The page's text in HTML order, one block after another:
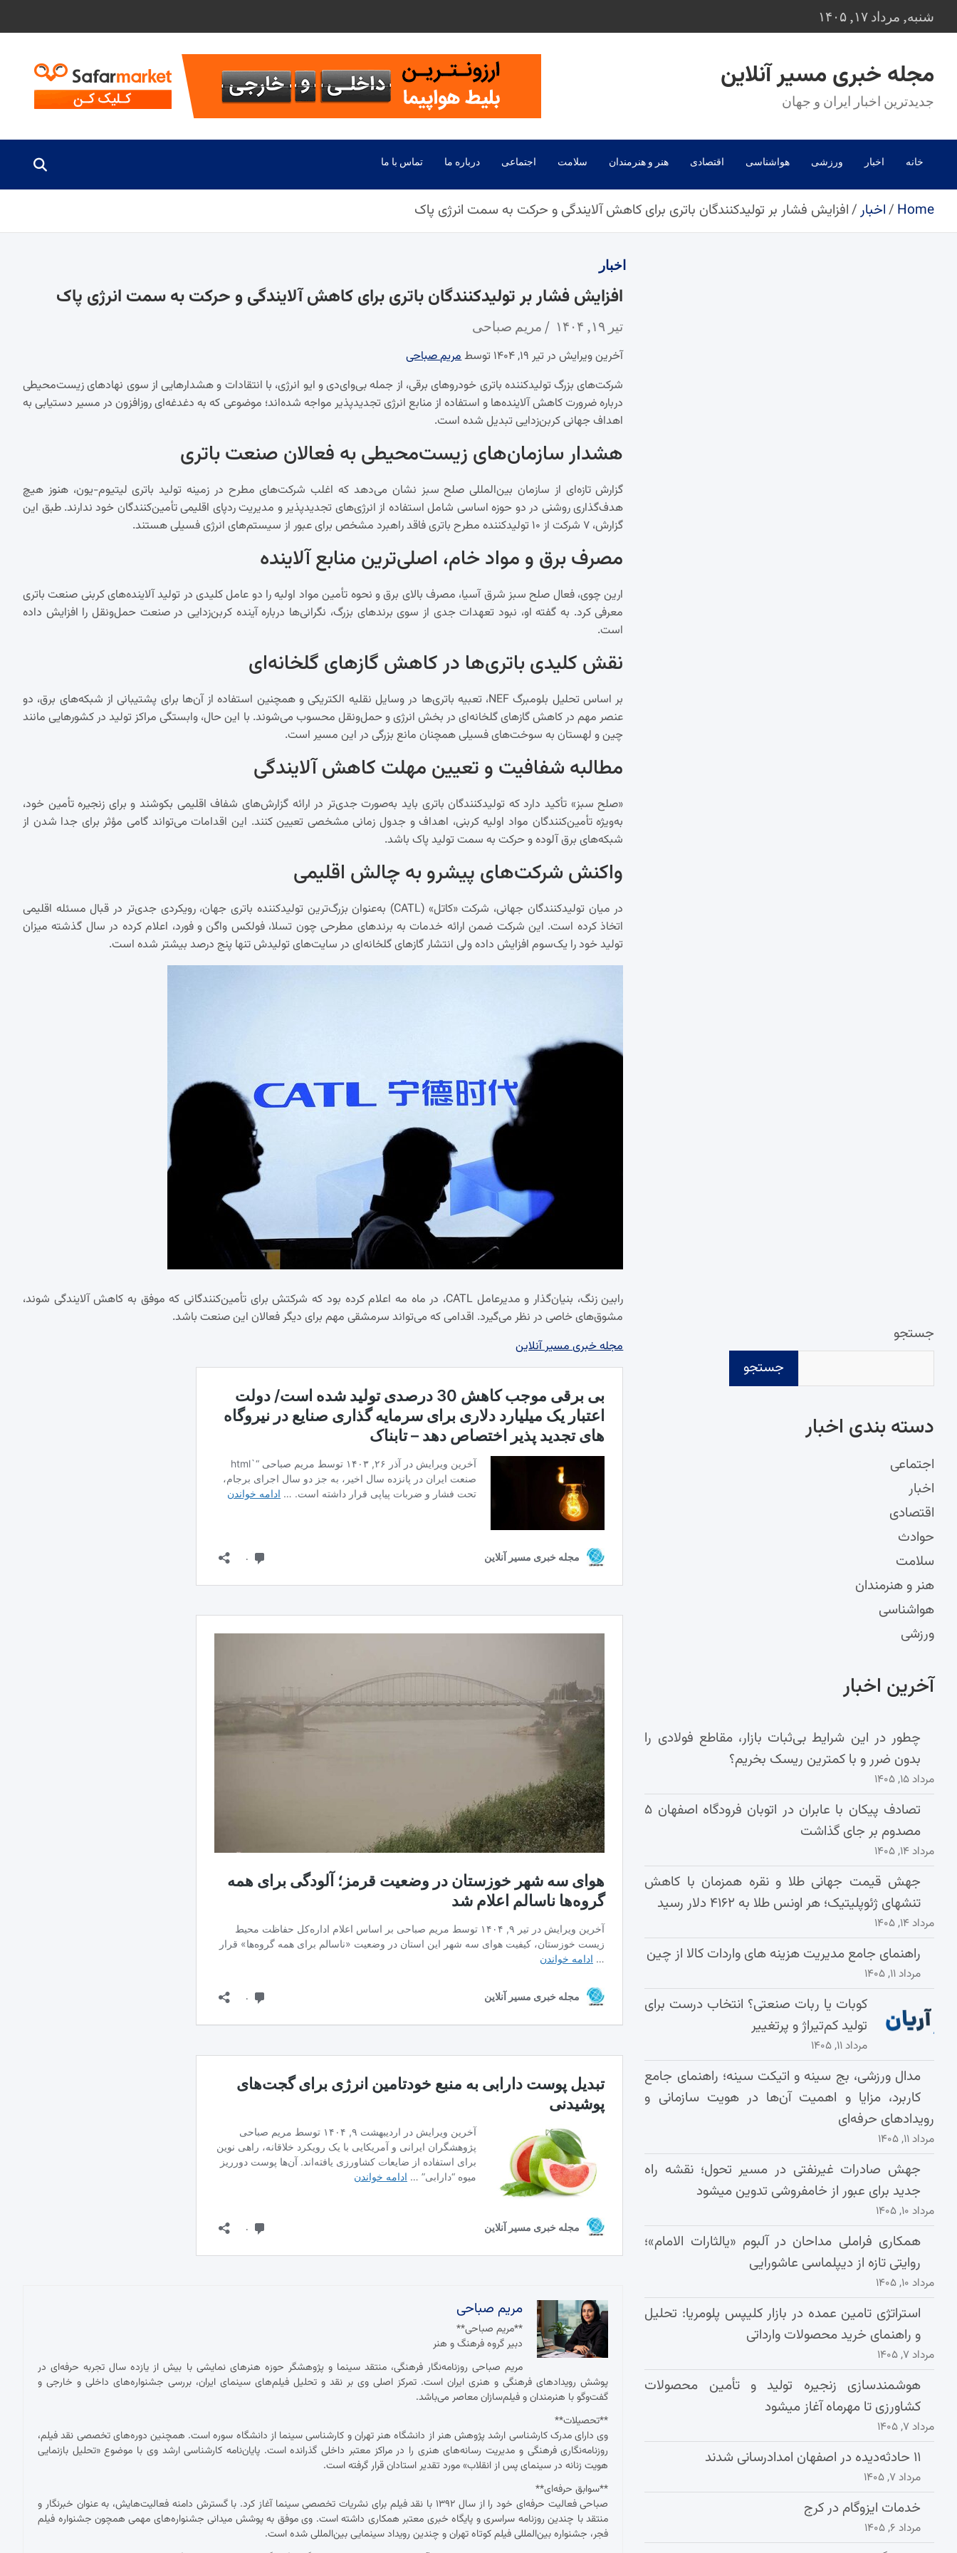
to
شنبه, مرداد ۱۷, ۱۴۰۵
مجله خبری مسیر آنلاین
جدیدترین اخبار ایران و جهان
خانه اخبار ورزشی هواشناسی اقتصادی هنر و هنرمندان سلامت اجتماعی درباره ما تماس با ما
Home اخبار افزایش فشار بر تولیدکنندگان باتری‌ برای کاهش آلایندگی و حرکت به سمت انرژی پاک
اخبار
افزایش فشار بر تولیدکنندگان باتری‌ برای کاهش آلایندگی و حرکت به سمت انرژی پاک
تیر ۱۹, ۱۴۰۴ مریم صباحی
آخرین ویرایش در تیر ۱۹, ۱۴۰۴ توسط
مریم صباحی
شرکت‌های بزرگ تولیدکننده باتری خودروهای برقی، از جمله بی‌وای‌دی و ایو انرژی، با انتقادات و هشدارهایی از سوی نهادهای زیست‌محیطی
درباره ضرورت کاهش آلاینده‌ها و استفاده از منابع انرژی تجدیدپذیر مواجه شده‌اند؛ موضوعی که به دغدغه‌ای روزافزون در مسیر دستیابی به
اهداف جهانی کربن‌زدایی تبدیل شده است.
هشدار سازمان‌های زیست‌محیطی به فعالان صنعت باتری
گزارش تازه‌ای از سازمان بین‌المللی صلح سبز نشان می‌دهد که اغلب شرکت‌های مطرح در زمینه تولید باتری لیتیوم-یون، هنوز هیچ
هدف‌گذاری روشنی در دو حوزه اساسی شامل استفاده از انرژی‌های تجدیدپذیر و مدیریت ردپای اقلیمی تأمین‌کنندگان خود ندارند. طبق این
گزارش، ۷ شرکت از ۱۰ تولیدکننده‌ مطرح باتری فاقد راهبرد مشخص برای عبور از سیستم‌های انرژی فسیلی هستند.
مصرف برق و مواد خام، اصلی‌ترین منابع آلاینده
ارین چوی، فعال صلح سبز شرق آسیا، مصرف بالای برق و نحوه تأمین مواد اولیه را دو عامل کلیدی در تولید آلاینده‌های کربنی صنعت باتری
معرفی کرد. به گفته او، نبود تعهدات جدی از سوی برندهای بزرگ، نگرانی‌ها درباره آینده کربن‌زدایی در صنعت حمل‌ونقل را افزایش داده
است.
نقش کلیدی باتری‌ها در کاهش گازهای گلخانه‌ای
بر اساس تحلیل بلومبرگ NEF، تعبیه باتری‌ها در وسایل نقلیه الکتریکی و همچنین استفاده از آن‌ها برای پشتیبانی از شبکه‌های برق، دو
عنصر مهم در کاهش گازهای گلخانه‌ای در بخش انرژی و حمل‌ونقل محسوب می‌شوند. با این حال، وابستگی مراکز تولید در کشورهایی مانند
چین و لهستان به سوخت‌های فسیلی همچنان مانع بزرگی در این مسیر است.
مطالبه‌ شفافیت و تعیین مهلت کاهش آلایندگی
«صلح سبز» تأکید دارد که تولیدکنندگان باتری باید به‌صورت جدی‌تر در ارائه گزارش‌های شفاف اقلیمی بکوشند و برای زنجیره تأمین خود،
به‌ویژه تأمین‌کنندگان مواد اولیه کربنی، اهداف و جدول زمانی مشخصی تعیین کنند. این اقدامات می‌تواند گامی مؤثر برای جدا شدن از
شبکه‌های برق آلوده و حرکت به سمت تولید پاک باشد.
واکنش شرکت‌های پیشرو به چالش اقلیمی
در میان تولیدکنندگان جهانی، شرکت «کاتل» (CATL) به‌عنوان بزرگ‌ترین تولیدکننده باتری جهان، رویکردی جدی‌تر در قبال مسئله اقلیمی
اتخاذ کرده است. این شرکت ضمن ارائه خدمات به برندهای مطرحی چون تسلا، فولکس واگن و فورد، اعلام کرده در سال گذشته میزان
تولید خود را یک‌سوم افزایش داده ولی انتشار گازهای گلخانه‌ای در سایت‌های تولیدش تنها پنج درصد بیشتر شده است.
رابین زنگ، بنیان‌گذار و مدیرعامل CATL، در ماه مه اعلام کرده بود که شرکتش برای تأمین‌کنندگانی که موفق به کاهش آلایندگی شوند،
مشوق‌های خاصی در نظر می‌گیرد. اقدامی که می‌تواند سرمشقی مهم برای دیگر فعالان این صنعت باشد.
مجله خبری مسیر آنلاین
مریم صباحی
**مریم صباحی**
دبیر گروه فرهنگ و هنر
مریم صباحی روزنامه‌نگار فرهنگی، منتقد سینما و پژوهشگر حوزه هنرهای نمایشی با بیش از یازده سال تجربه حرفه‌ای در
پوشش رویدادهای فرهنگی و هنری ایران است. تمرکز اصلی وی بر نقد و تحلیل فیلم‌های سینمای ایران، بررسی جشنواره‌های داخلی و خارجی و
گفت‌وگو با هنرمندان و فیلم‌سازان معاصر می‌باشد.
**تحصیلات**
وی دارای مدرک کارشناسی ارشد پژوهش هنر از دانشگاه هنر تهران و کارشناسی سینما از دانشگاه سوره است. همچنین دوره‌های تخصصی نقد فیلم،
روزنامه‌نگاری فرهنگی و مدیریت رسانه‌های هنری را در مراکز معتبر داخلی گذرانده است. پایان‌نامه کارشناسی ارشد وی با موضوع «تحلیل بازنمایی
هویت زنانه در سینمای پس از انقلاب» مورد تقدیر استادان قرار گرفته است.
**سوابق حرفه‌ای**
صباحی فعالیت حرفه‌ای خود را از سال ۱۳۹۲ با نقد فیلم برای نشریات تخصصی سینما آغاز کرد. با گسترش دامنه فعالیت‌هایش، به عنوان خبرنگار و
منتقد با چندین روزنامه سراسری و پایگاه خبری معتبر همکاری داشته است. وی موفق به پوشش میدانی جشنواره‌های مهمی همچون جشنواره فیلم
فجر، جشنواره بین‌المللی فیلم کوتاه تهران و چندین رویداد سینمایی بین‌المللی شده است.
جستجو
جستجو
دسته‌ بندی اخبار
اجتماعی
اخبار
اقتصادی
حوادث
سلامت
هنر و هنرمندان
هواشناسی
ورزشی
آخرین اخبار
چطور در این شرایط بی‌ثبات بازار، مقاطع فولادی را
بدون ضرر و با کمترین ریسک بخریم؟
مرداد ۱۵, ۱۴۰۵
تصادف پیکان با عابران در اتوبان فرودگاه اصفهان ۵
مصدوم بر جای گذاشت
مرداد ۱۴, ۱۴۰۵
جهش قیمت جهانی طلا و نقره همزمان با کاهش
تنشهای ژئوپلیتیک؛ هر اونس طلا به ۴۱۶۲ دلار رسید
مرداد ۱۴, ۱۴۰۵
راهنمای جامع مدیریت هزینه‌ های واردات کالا از چین
مرداد ۱۱, ۱۴۰۵
کوبات یا ربات صنعتی؟ انتخاب درست برای
تولید کم‌تیراژ و پرتغییر
مرداد ۱۱, ۱۴۰۵
مدال ورزشی، بج سینه و اتیکت سینه؛ راهنمای جامع
کاربرد، مزایا و اهمیت آن‌ها در هویت سازمانی و
رویدادهای حرفه‌ای
مرداد ۱۱, ۱۴۰۵
جهش صادرات غیرنفتی در مسیر تحول؛ نقشه راه
جدید برای عبور از خامفروشی تدوین میشود
مرداد ۱۰, ۱۴۰۵
همکاری فراملی مداحان در آلبوم «یالثارات الامام»؛
روایتی تازه از دیپلماسی عاشورایی
مرداد ۱۰, ۱۴۰۵
استراتژی تامین عمده در بازار کلیپس پلومریا: تحلیل
و راهنمای خرید محصولات وارداتی
مرداد ۷, ۱۴۰۵
هوشمندسازی زنجیره تولید و تأمین محصولات
کشاورزی تا مهرماه آغاز میشود
مرداد ۷, ۱۴۰۵
۱۱ حادثه‌دیده در اصفهان امدادرسانی شدند
مرداد ۷, ۱۴۰۵
خدمات ایزوگام در کرج
مرداد ۶, ۱۴۰۵